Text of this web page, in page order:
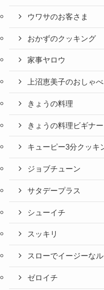
ウワサのお客さま
おかずのクッキング
家事ヤロウ
上沼恵美子のおしゃ
きょうの料理
きょうの料理ビギナ
キューピー3分クッキ
ジョブチューン
サタデープラス
シューイチ
スッキリ
スローでイージーな
ゼロイチ